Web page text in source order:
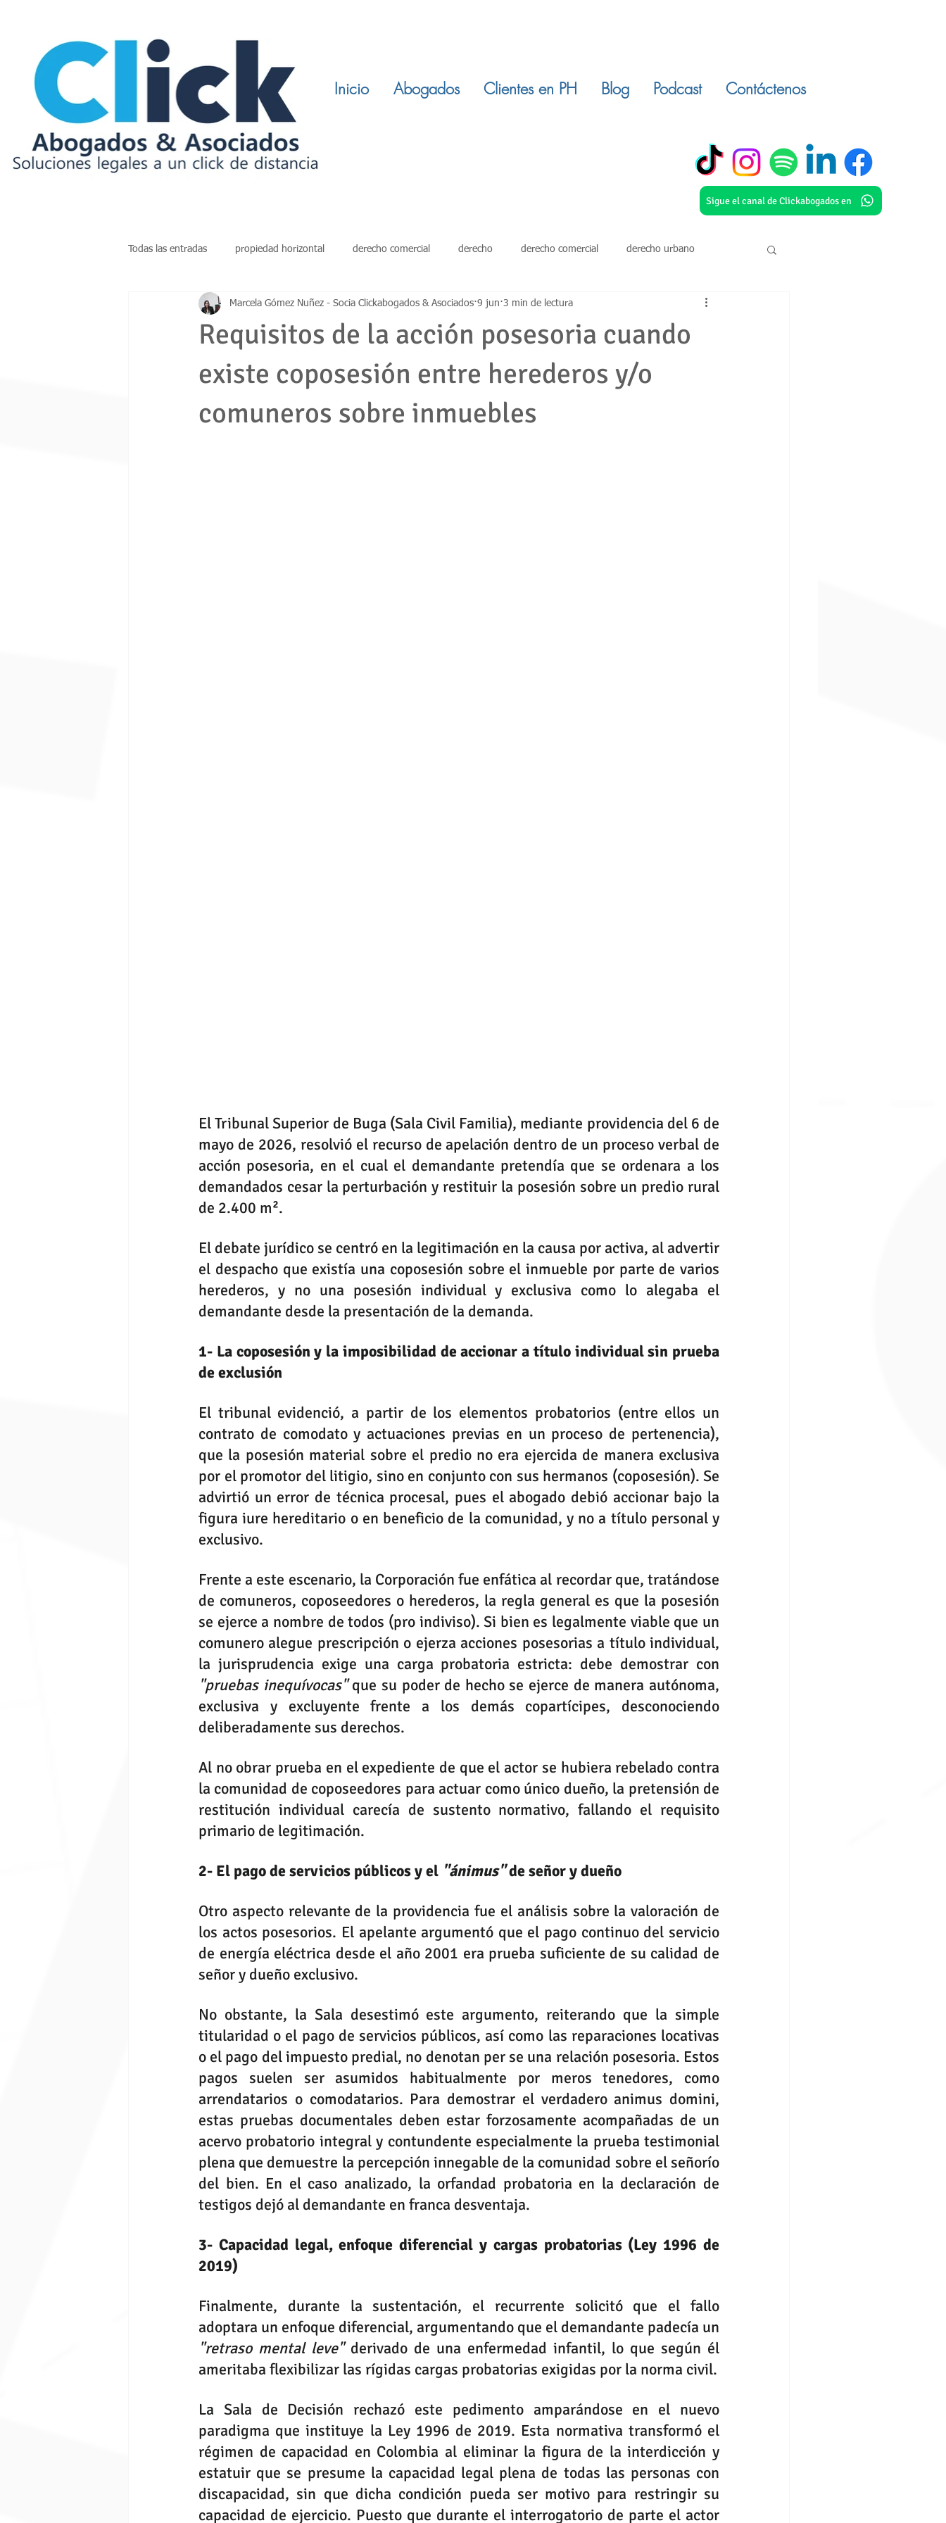
Inicio Abogados Clientes en PH Blog Podcast Contáctenos
Sigue el canal de Clickabogados en
Todas las entradas propiedad horizontal derecho comercial derecho derecho comercial derecho urbano
insolvencia deudas arrendamientos restitucion inmuebles ley 820 de 2003 inmuebles
economia solidaria cooperativas tributario impuestos protección consumidor vivienda
Ley 1480 de 2011 ley 675 de 2001 empresas accion de tutela pymes
Requisitos de la acción posesoria cuando
existe coposesión entre herederos y/o
comuneros sobre inmuebles
Marcela Gómez Nuñez - Socia Clickabogados & Asociados 9 jun 3 min de lectura
El Tribunal Superior de Buga (Sala Civil Familia), mediante providencia del 6 de
mayo de 2026, resolvió el recurso de apelación dentro de un proceso verbal de
acción posesoria, en el cual el demandante pretendía que se ordenara a los
demandados cesar la perturbación y restituir la posesión sobre un predio rural
de 2.400 m².
El debate jurídico se centró en la legitimación en la causa por activa, al advertir
el despacho que existía una coposesión sobre el inmueble por parte de varios
herederos, y no una posesión individual y exclusiva como lo alegaba el
demandante desde la presentación de la demanda.
1- La coposesión y la imposibilidad de accionar a título individual sin prueba
de exclusión
El tribunal evidenció, a partir de los elementos probatorios (entre ellos un
contrato de comodato y actuaciones previas en un proceso de pertenencia),
que la posesión material sobre el predio no era ejercida de manera exclusiva
por el promotor del litigio, sino en conjunto con sus hermanos (coposesión). Se
advirtió un error de técnica procesal, pues el abogado debió accionar bajo la
figura iure hereditario o en beneficio de la comunidad, y no a título personal y
exclusivo.
Frente a este escenario, la Corporación fue enfática al recordar que, tratándose
de comuneros, coposeedores o herederos, la regla general es que la posesión
se ejerce a nombre de todos (pro indiviso). Si bien es legalmente viable que un
comunero alegue prescripción o ejerza acciones posesorias a título individual,
"pruebas inequívocas" que su poder de hecho se ejerce de manera autónoma,
exclusiva y excluyente frente a los demás copartícipes, desconociendo
deliberadamente sus derechos.
Al no obrar prueba en el expediente de que el actor se hubiera rebelado contra
la comunidad de coposeedores para actuar como único dueño, la pretensión de
restitución individual carecía de sustento normativo, fallando el requisito
primario de legitimación.
2- El pago de servicios públicos y el "ánimus" de señor y dueño
Otro aspecto relevante de la providencia fue el análisis sobre la valoración de
los actos posesorios. El apelante argumentó que el pago continuo del servicio
de energía eléctrica desde el año 2001 era prueba suficiente de su calidad de
señor y dueño exclusivo.
No obstante, la Sala desestimó este argumento, reiterando que la simple
titularidad o el pago de servicios públicos, así como las reparaciones locativas
o el pago del impuesto predial, no denotan per se una relación posesoria. Estos
pagos suelen ser asumidos habitualmente por meros tenedores, como
arrendatarios o comodatarios. Para demostrar el verdadero animus domini,
estas pruebas documentales deben estar forzosamente acompañadas de un
acervo probatorio integral y contundente especialmente la prueba testimonial
plena que demuestre la percepción innegable de la comunidad sobre el señorío
del bien. En el caso analizado, la orfandad probatoria en la declaración de
testigos dejó al demandante en franca desventaja.
3- Capacidad legal, enfoque diferencial y cargas probatorias (Ley 1996 de
2019)
Finalmente, durante la sustentación, el recurrente solicitó que el fallo
"retraso mental leve" derivado de una enfermedad infantil, lo que según él
ameritaba flexibilizar las rígidas cargas probatorias exigidas por la norma civil.
La Sala de Decisión rechazó este pedimento amparándose en el nuevo
paradigma que instituye la Ley 1996 de 2019. Esta normativa transformó el
régimen de capacidad en Colombia al eliminar la figura de la interdicción y
estatuir que se presume la capacidad legal plena de todas las personas con
discapacidad, sin que dicha condición pueda ser motivo para restringir su
capacidad de ejercicio. Puesto que durante el interrogatorio de parte el actor